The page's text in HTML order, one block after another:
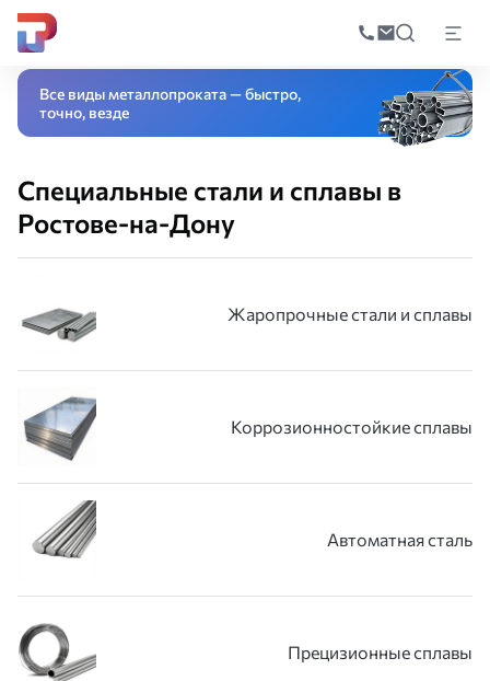
по
Главная
Все виды металлопроката — быстро,
точно, везде
Специальные стали и сплавы в
Ростове-на-Дону
Жаропрочные стали и сплавы
Коррозионностойкие сплавы
Автоматная сталь
Прецизионные сплавы